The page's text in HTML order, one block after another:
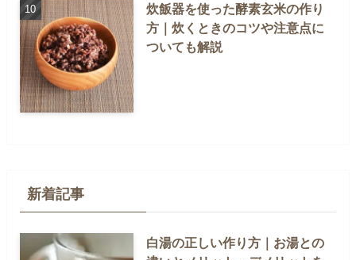
炊飯器を使った酵素玄米の作り
方｜炊くときのコツや注意点に
ついても解説
新着記事
白湯の正しい作り方｜お湯との